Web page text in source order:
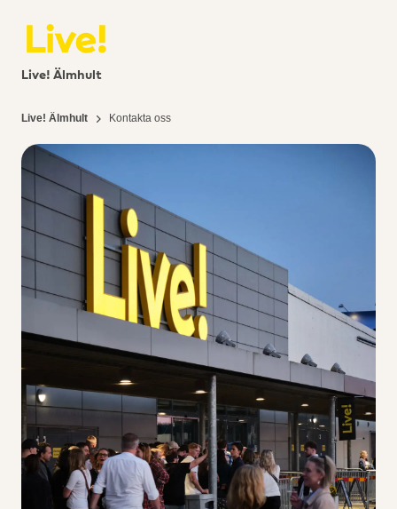
Live! Älmhult
Live! Älmhult Kontakta oss